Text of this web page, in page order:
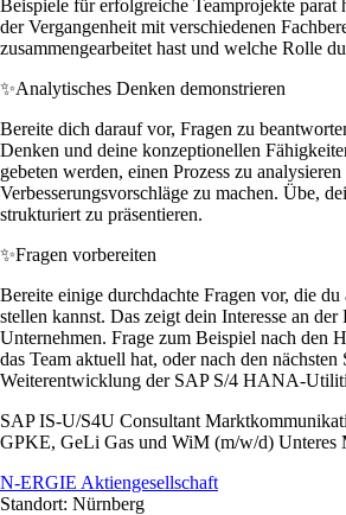
Beispiele für erfolgreiche Teamprojekte parat
der Vergangenheit mit verschiedenen
zusammengearbeitet hast und welche Rolle
✨Analytisches Denken demonstrieren
Bereite dich darauf vor, Fragen zu
Denken und deine konzeptionellen
gebeten werden, einen Prozess zu analysieren
Verbesserungsvorschläge zu machen. Übe,
strukturiert zu präsentieren.
✨Fragen vorbereiten
Bereite einige durchdachte Fragen vor, die
stellen kannst. Das zeigt dein Interesse an
Unternehmen. Frage zum Beispiel nach den
das Team aktuell hat, oder nach den
Weiterentwicklung der SAP S/4 HANA-
SAP IS-U/S4U Consultant
GPKE, GeLi Gas und WiM (m/w/d) Unteres
N-ERGIE Aktiengesellschaft
Standort: Nürnberg